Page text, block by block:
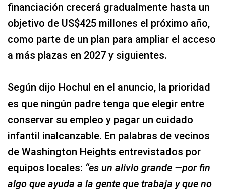
financiación crecerá gradualmente hasta un
objetivo de US$425 millones el próximo año,
como parte de un plan para ampliar el acceso
a más plazas en 2027 y siguientes.
Según dijo Hochul en el anuncio, la prioridad
es que ningún padre tenga que elegir entre
conservar su empleo y pagar un cuidado
infantil inalcanzable. En palabras de vecinos
de Washington Heights entrevistados por
equipos locales: “es un alivio grande —por fin
algo que ayuda a la gente que trabaja y que no